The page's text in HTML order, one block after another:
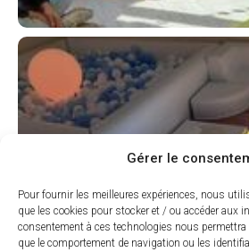
Gérer le
Pour fournir les meilleures expériences, nous
que les cookies pour stocker et / ou accéder aux
consentement à ces technologies nous permettra
que le comportement de navigation ou les